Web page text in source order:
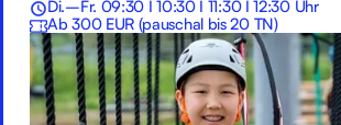
Di.–Fr. 09:30 I 10:30 I 11:30 I 12:30 Uhr
Ab 300 EUR (pauschal bis 20 TN)